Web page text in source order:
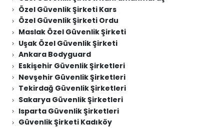
Özel Güvenlik Şirketi Kars
Özel Güvenlik Şirketi Ordu
Maslak Özel Güvenlik Şirketi
Uşak Özel Güvenlik Şirketi
Ankara Bodyguard
Eskişehir Güvenlik Şirketleri
Nevşehir Güvenlik Şirketleri
Tekirdağ Güvenlik Şirketleri
Sakarya Güvenlik Şirketleri
Isparta Güvenlik Şirketleri
Güvenlik Şirketi Kadıköy